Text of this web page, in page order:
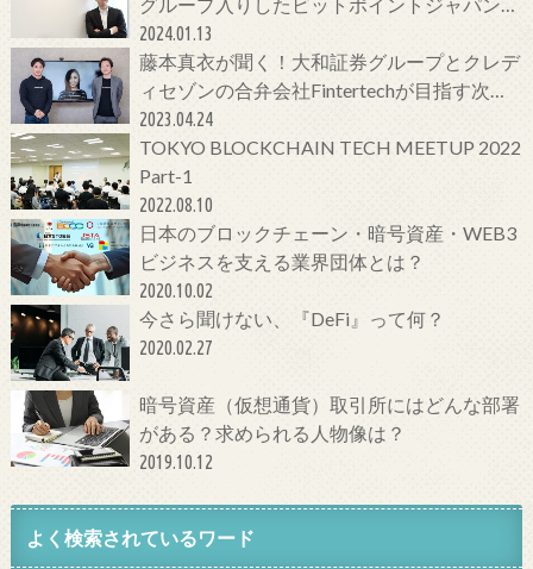
今をCTOに聞いてみた！
2024.01.13
藤本真衣が聞く！大和証券グループとクレデ
ィセゾンの合弁会社Fintertechが目指す次世
代金融サービスとは
2023.04.24
TOKYO BLOCKCHAIN TECH MEETUP 2022
Part-1
2022.08.10
日本のブロックチェーン・暗号資産・WEB3
ビジネスを支える業界団体とは？
2020.10.02
今さら聞けない、『DeFi』って何？
2020.02.27
暗号資産（仮想通貨）取引所にはどんな部署
がある？求められる人物像は？
2019.10.12
よく検索されているワード